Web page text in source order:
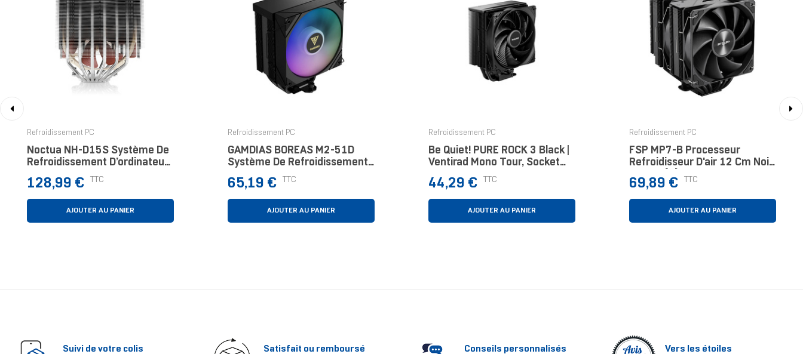
Refroidissement PC
Noctua NH-D15S Système De
Refroidissement D’ordinateur
Processeur Refroidisseur 14
Cm Cuivre, Métallique
Prix
128,99 € TTC
AJOUTER AU PANIER
Refroidissement PC
GAMDIAS BOREAS M2-51D
Système De Refroidissement
D’ordinateur Processeur
Refroidisseur D'air 12 Cm
Prix
65,19 € TTC
AJOUTER AU PANIER
Refroidissement PC
Be Quiet! PURE ROCK 3 Black |
Ventirad Mono Tour, Socket
Intel Et AMD
Prix
44,29 € TTC
AJOUTER AU PANIER
Refroidissement PC
FSP MP7-B Processeur
Refroidisseur D'air 12 Cm Noir
Prix
69,89 € TTC
AJOUTER AU PANIER
Suivi de votre colis Satisfait ou remboursé Conseils personnalisés Vers les étoiles